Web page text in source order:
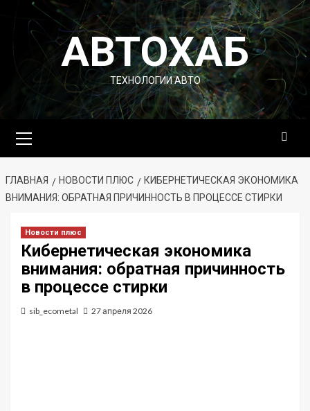
Перейти
содержимомуАВТОХАБ
ТЕХНОЛОГИИ АВТО
меню
ГЛАВНАЯ НОВОСТИ ПЛЮС
КИБЕРНЕТИЧЕСКАЯ ЭКОНОМИКА
ВНИМАНИЯ: ОБРАТНАЯ ПРИЧИННОСТЬ В ПРОЦЕССЕ СТИРКИ
Новости плюс
Кибернетическая экономика
внимания: обратная причинность
в процессе стирки
sib_ecometal 27 апреля 2026